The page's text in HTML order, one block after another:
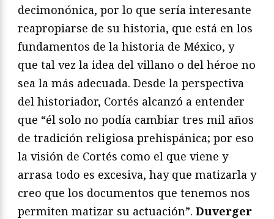
decimonónica, por lo que sería interesante
reapropiarse de su historia, que está en los
fundamentos de la historia de México, y
que tal vez la idea del villano o del héroe no
sea la más adecuada. Desde la perspectiva
del historiador, Cortés alcanzó a entender
que “él solo no podía cambiar tres mil años
de tradición religiosa prehispánica; por eso
la visión de Cortés como el que viene y
arrasa todo es excesiva, hay que matizarla y
creo que los documentos que tenemos nos
permiten matizar su actuación”. Duverger